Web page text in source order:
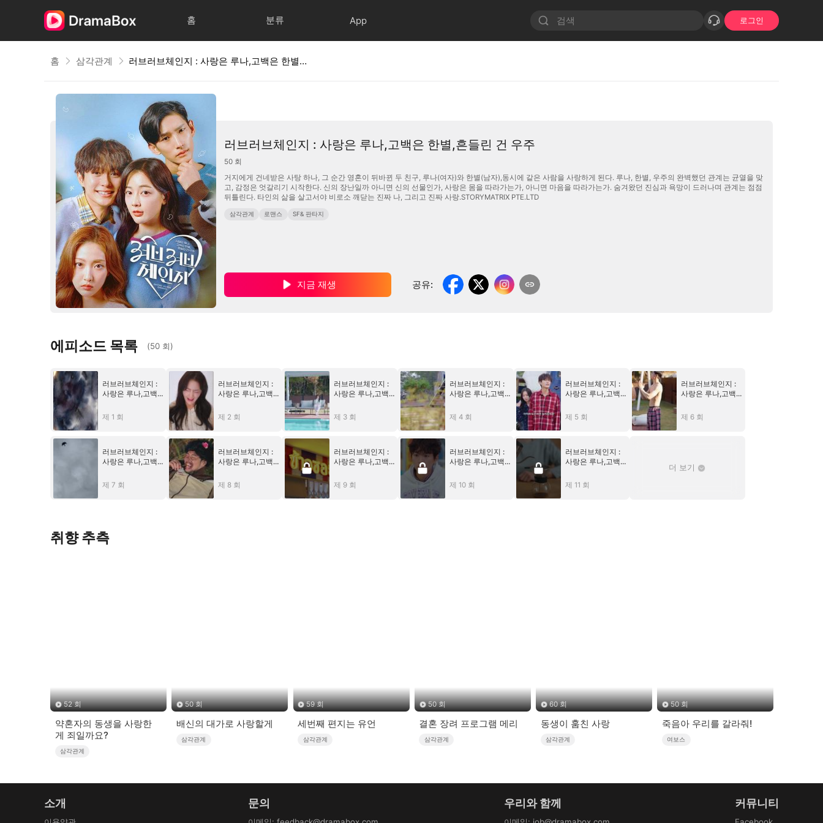
홈 분류 App 로그인
홈 삼각관계 러브러브체인지 : 사랑은 루나,고백은 한별,흔들린 건 우주
러브러브체인지 : 사랑은 루나,고백은 한별,흔들린 건 우주
50 회
거지에게 건네받은 사탕 하나, 그 순간 영혼이 뒤바뀐 두 친구, 루나(여자)와 한별(남자),동시에 같은 사람을 사랑하게 된다. 루나, 한별, 우주의 완벽했던 관계는 균열을 맞
고, 감정은 엇갈리기 시작한다. 신의 장난일까 아니면 신의 선물인가, 사랑은 몸을 따라가는가, 아니면 마음을 따라가는가. 숨겨왔던 진심과 욕망이 드러나며 관계는 점점
뒤틀린다. 타인의 삶을 살고서야 비로소 깨닫는 진짜 나, 그리고 진짜 사랑.STORYMATRIX PTE.LTD
삼각관계 로맨스 SF& 판타지
지금 재생 공유:
에피소드 목록 (50 회)
러브러브체인지 :
사랑은 루나,고백
우주
제 1 회
러브러브체인지 :
사랑은 루나,고백
우주
제 2 회
러브러브체인지 :
사랑은 루나,고백
우주
제 3 회
러브러브체인지 :
사랑은 루나,고백
우주
제 4 회
러브러브체인지 :
사랑은 루나,고백
우주
제 5 회
러브러브체인지 :
사랑은 루나,고백
우주
제 6 회
러브러브체인지 :
사랑은 루나,고백
우주
제 7 회
러브러브체인지 :
사랑은 루나,고백
우주
제 8 회
러브러브체인지 :
사랑은 루나,고백
우주
제 9 회
러브러브체인지 :
사랑은 루나,고백
우주
제 10 회
러브러브체인지 :
사랑은 루나,고백
우주
제 11 회
더 보기
취향 추측
52 회
약혼자의 동생을 사랑한
게 죄일까요?
삼각관계
50 회
배신의 대가로 사랑할게
삼각관계
59 회
세번째 편지는 유언
삼각관계
50 회
결혼 장려 프로그램 메리
삼각관계
60 회
동생이 훔친 사랑
삼각관계
50 회
죽음아 우리를 갈라줘!
여보스
소개 문의 우리와 함께 커뮤니티